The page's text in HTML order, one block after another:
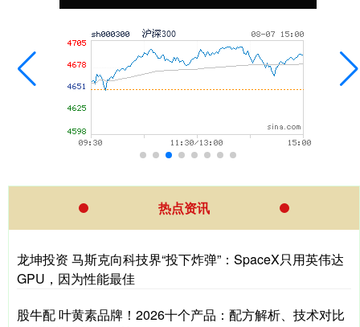
热点资讯
龙坤投资 马斯克向科技界“投下炸弹”：SpaceX只用英伟达
GPU，因为性能最佳
股牛配 叶黄素品牌！2026十个产品：配方解析、技术对比